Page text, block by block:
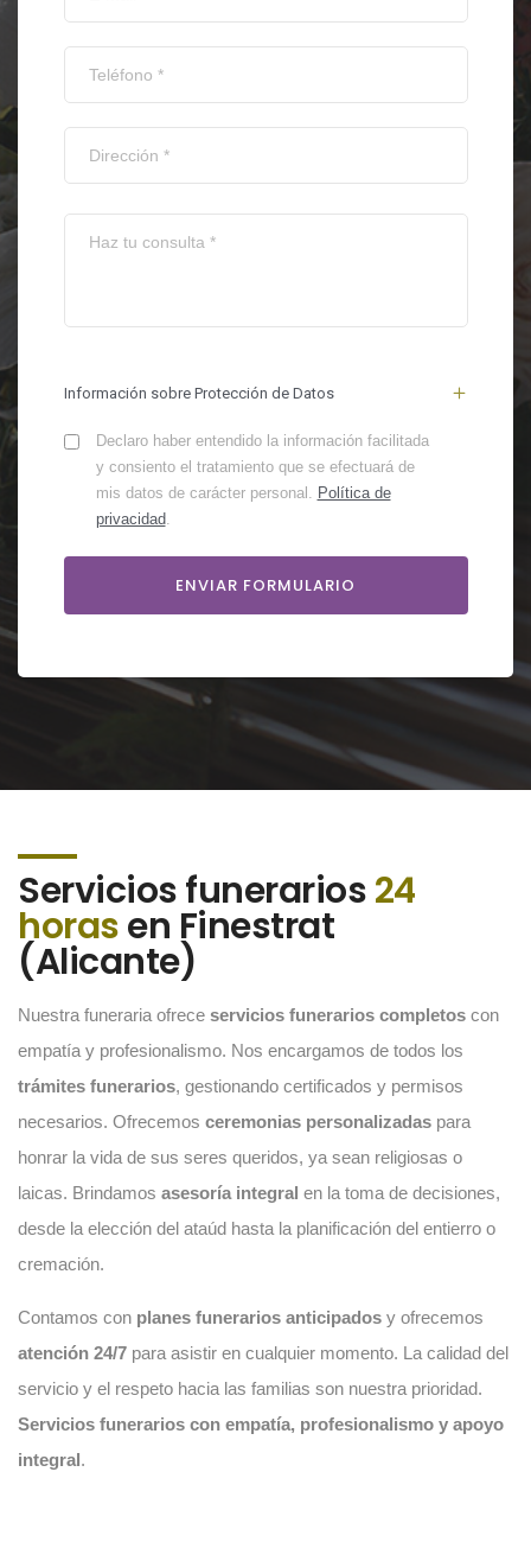
Información sobre Protección de Datos
Declaro haber entendido la información facilitada
y consiento el tratamiento que se efectuará de
mis datos de carácter personal. Política de
privacidad.
Servicios funerarios24
horasen Finestrat
(Alicante)
Nuestra funeraria ofrece servicios funerarios completos con
empatía y profesionalismo. Nos encargamos de todos los
trámites funerarios, gestionando certificados y permisos
necesarios. Ofrecemos ceremonias personalizadas para
honrar la vida de sus seres queridos, ya sean religiosas o
laicas. Brindamos asesoría integral en la toma de decisiones,
desde la elección del ataúd hasta la planificación del entierro o
cremación.
Contamos con planes funerarios anticipados y ofrecemos
atención 24/7 para asistir en cualquier momento. La calidad del
servicio y el respeto hacia las familias son nuestra prioridad.
Servicios funerarios con empatía, profesionalismo y apoyo
integral.